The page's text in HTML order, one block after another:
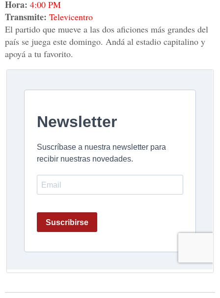
Hora: 4:00 PM
Transmite: Televicentro
El partido que mueve a las dos aficiones más grandes del
país se juega este domingo. Andá al estadio capitalino y
apoyá a tu favorito.